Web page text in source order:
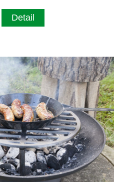
Detail